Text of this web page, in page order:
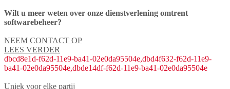
Wilt u meer weten over onze dienstverlening omtrent
softwarebeheer?
NEEM CONTACT OP
LEES VERDER
dbcd8e1d-f62d-11e9-ba41-02e0da95504e,dbd4f632-f62d-11e9-
ba41-02e0da95504e,dbde14df-f62d-11e9-ba41-02e0da95504e
Uniek voor elke partij